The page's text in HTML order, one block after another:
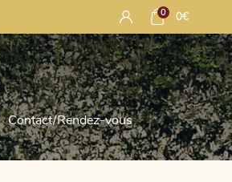
0 0€
Contact/Rendez-vous